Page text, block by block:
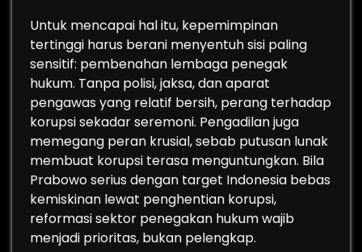
Untuk mencapai hal itu, kepemimpinan
tertinggi harus berani menyentuh sisi paling
sensitif: pembenahan lembaga penegak
hukum. Tanpa polisi, jaksa, dan aparat
pengawas yang relatif bersih, perang terhadap
korupsi sekadar seremoni. Pengadilan juga
memegang peran krusial, sebab putusan lunak
membuat korupsi terasa menguntungkan. Bila
Prabowo serius dengan target Indonesia bebas
kemiskinan lewat penghentian korupsi,
reformasi sektor penegakan hukum wajib
menjadi prioritas, bukan pelengkap.